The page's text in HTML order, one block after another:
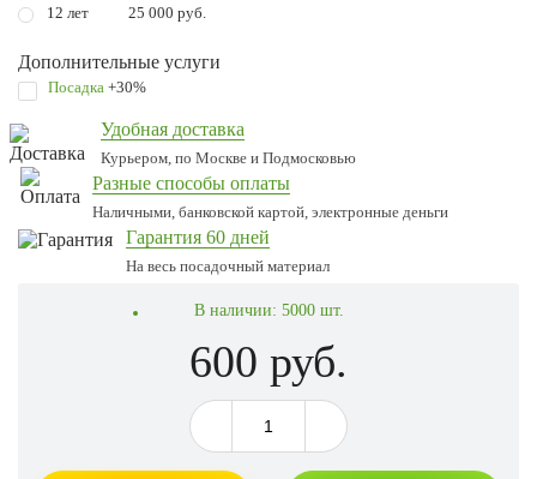
12 лет
25 000 руб.
Дополнительные услуги
Посадка +30%
Удобная доставка
Курьером, по Москве и Подмосковью
Разные способы оплаты
Наличными, банковской картой, электронные деньги
Гарантия 60 дней
На весь посадочный материал
В наличии: 5000 шт.
600 руб.